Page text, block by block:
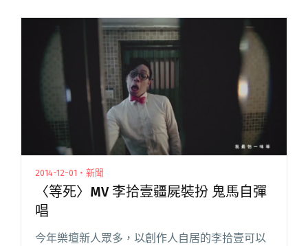
2014-12-01・新聞
〈等死〉MV 李拾壹疆屍裝扮 鬼馬自彈
唱
今年樂壇新人眾多，以創作人自居的李拾壹可以